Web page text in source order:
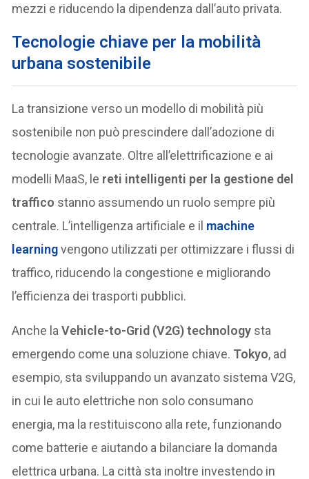
mezzi e riducendo la dipendenza dall’auto privata.
Tecnologie chiave per la mobilità
urbana sostenibile
La transizione verso un modello di mobilità più
sostenibile non può prescindere dall’adozione di
tecnologie avanzate. Oltre all’elettrificazione e ai
modelli MaaS, le reti intelligenti per la gestione del
traffico stanno assumendo un ruolo sempre più
centrale. L’intelligenza artificiale e il machine
learningvengono utilizzati per ottimizzare i flussi di
traffico, riducendo la congestione e migliorando
l’efficienza dei trasporti pubblici.
Anche laVehicle-to-Grid (V2G) technology sta
emergendo come una soluzione chiave. Tokyo, ad
esempio, sta sviluppando un avanzato sistema V2G,
in cui le auto elettriche non solo consumano
energia, ma la restituiscono alla rete, funzionando
come batterie e aiutando a bilanciare la domanda
elettrica urbana. La città sta inoltre investendo in